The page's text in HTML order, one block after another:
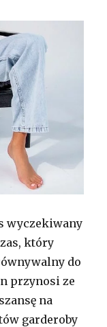
wyczekiwany
który
do
przynosi ze
na
garderoby